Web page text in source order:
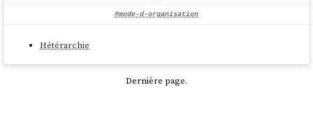
#mode-d-organisation
Hétérarchie
Dernière page.